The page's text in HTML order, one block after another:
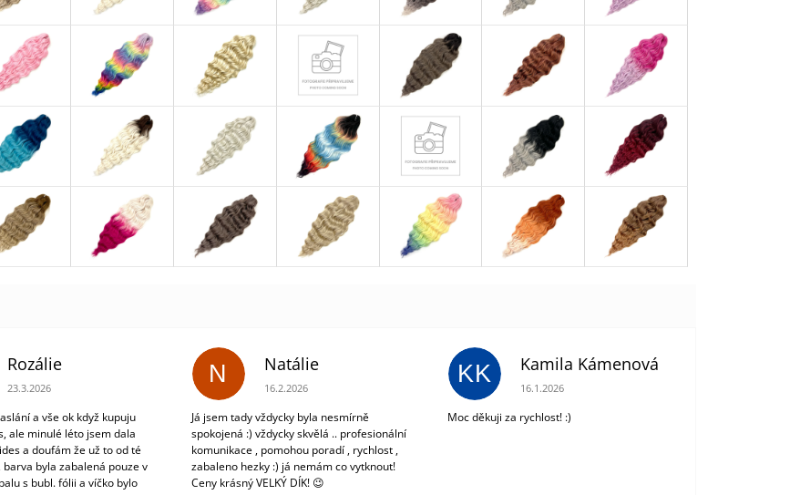
Rozálie
Hodnocení obchodu je 3 z 5 hvězdiček.
23.3.2026
a vše ok když kupuju
ale minulé léto jsem dala
a doufám že už to od té
byla zabalená pouze v
s bubl. fólii a víčko bylo
N Natálie
Hodnocení obchodu je 5 z 5 hvězdiček.
16.2.2026
Já jsem tady vždycky byla nesmírně
spokojená :) vždycky skvělá .. profesionální
komunikace , pomohou poradí , rychlost ,
zabaleno hezky :) já nemám co vytknout!
Ceny krásný VELKÝ DÍK! 😉
KK Kamila Kámenová
Hodnocení obchodu je 5 z 5 hvězdiček.
16.1.2026
Moc děkuji za rychlost! :)